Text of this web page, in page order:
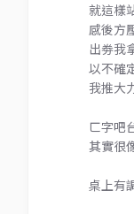
就這樣
感後方
出劵我
以不確
我推大
ㄈ字吧
其實很
桌上有